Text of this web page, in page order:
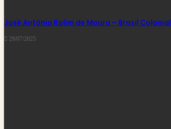
José Antônio Rolim de Moura – Brasil Colonial
29/07/2025